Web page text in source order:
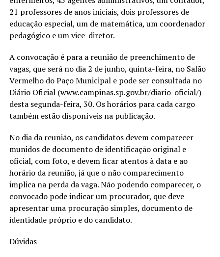
21 professores de anos iniciais, dois professores de
educação especial, um de matemática, um coordenador
pedagógico e um vice-diretor.
A convocação é para a reunião de preenchimento de
vagas, que será no dia 2 de junho, quinta-feira, no Salão
Vermelho do Paço Municipal e pode ser consultada no
Diário Oficial (www.campinas.sp.gov.br/diario-oficial/)
desta segunda-feira, 30. Os horários para cada cargo
também estão disponíveis na publicação.
No dia da reunião, os candidatos devem comparecer
munidos de documento de identificação original e
oficial, com foto, e devem ficar atentos à data e ao
horário da reunião, já que o não comparecimento
implica na perda da vaga. Não podendo comparecer, o
convocado pode indicar um procurador, que deve
apresentar uma procuração simples, documento de
identidade próprio e do candidato.
Dúvidas